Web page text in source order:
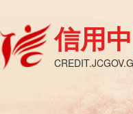
信用